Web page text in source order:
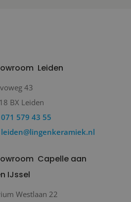
Leiden
43
BX Leiden
071 579 43 55
leiden@lingenkeramiek.nl
Capelle aan
IJssel
Westlaan 22